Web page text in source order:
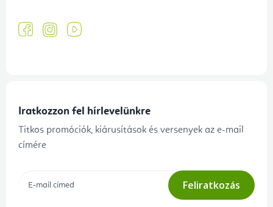
Iratkozzon fel hírlevelünkre
Titkos promóciók, kiárusítások és versenyek az e-mail
címére
Feliratkozás